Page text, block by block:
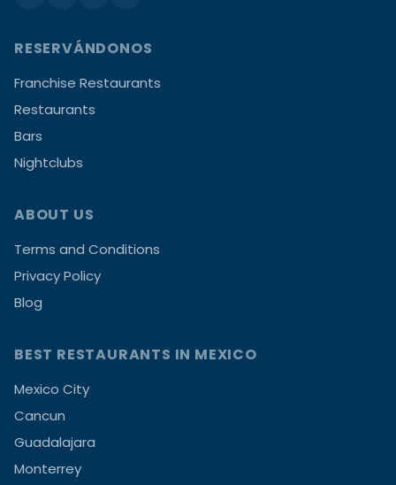
RESERVÁNDONOS
Franchise Restaurants
Restaurants
Bars
Nightclubs
ABOUT US
Terms and Conditions
Privacy Policy
Blog
BEST RESTAURANTS IN MEXICO
Mexico City
Cancun
Guadalajara
Monterrey